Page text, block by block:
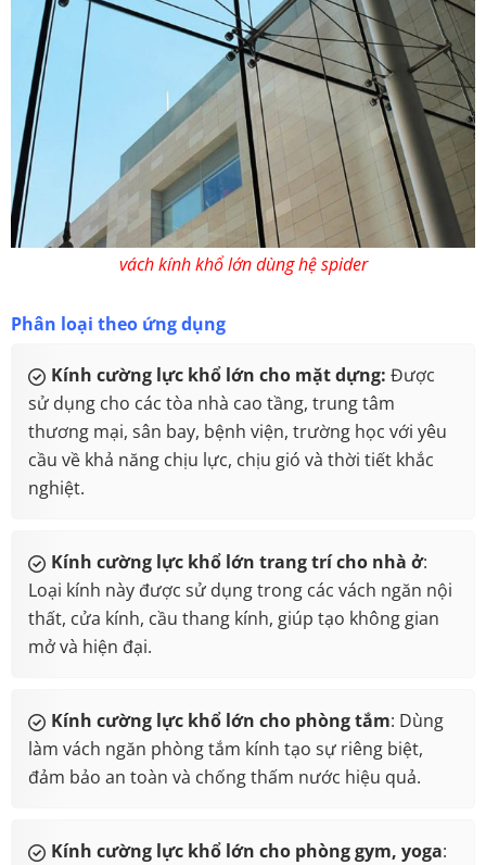
vách kính khổ lớn dùng hệ spider
Phân loại theo ứng dụng
Kính cường lực khổ lớn cho mặt dựng: Được
sử dụng cho các tòa nhà cao tầng, trung tâm
thương mại, sân bay, bệnh viện, trường học với yêu
cầu về khả năng chịu lực, chịu gió và thời tiết khắc
nghiệt.
Kính cường lực khổ lớn trang trí cho nhà ở:
Loại kính này được sử dụng trong các vách ngăn nội
thất, cửa kính, cầu thang kính, giúp tạo không gian
mở và hiện đại.
Kính cường lực khổ lớn cho phòng tắm: Dùng
làm vách ngăn phòng tắm kính tạo sự riêng biệt,
đảm bảo an toàn và chống thấm nước hiệu quả.
Kính cường lực khổ lớn cho phòng gym, yoga: